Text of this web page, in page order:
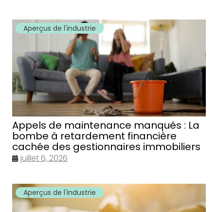
Aperçus de l'industrie
Appels de maintenance manqués : La
bombe à retardement financière
cachée des gestionnaires immobiliers
juillet 6, 2026
Aperçus de l'industrie